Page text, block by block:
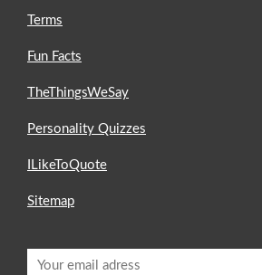
Terms
Fun Facts
TheThingsWeSay
Personality Quizzes
ILikeToQuote
Sitemap